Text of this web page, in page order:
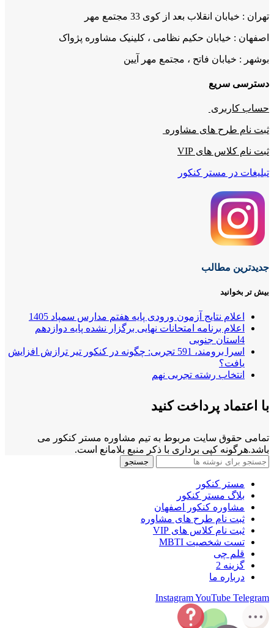
تهران : خیابان انقلاب بعد از کوی 33 مجتمع مهر
اصفهان : خیابان حکیم نظامی ، کلینیک مشاوره پژواک
بوشهر : خیابان فاتح ، مجتمع مهر آیین
دسترسی سریع
حساب کاربری
ثبت نام طرح های مشاوره
ثبت نام کلاس های VIP
تبلیغات در مستر کنکور
جدیدترین مطالب
بیش تر بخوانید
اعلام نتایج آزمون ورودی پایه هفتم مدارس سمپاد 1405
اعلام برنامه امتحانات نهایی برگزار نشده پایه دوازدهم
4استان جنوبی
اسرا برومند، 591 تجربی: چگونه در کنکور تیر ترازش افزایش
یافت؟
انتخاب رشته تجربی نهم
با اعتماد پرداخت کنید
تمامی حقوق سایت مربوط به تیم مشاوره مستر کنکور می
باشد.هرگونه کپی برداری با ذکر منبع بلامانع است.
جستجو
مستر کنکور
بلاگ مستر کنکور
مشاوره کنکور اصفهان
ثبت نام طرح های مشاوره
ثبت نام کلاس های VIP
تست شخصیت MBTI
قلم چی
گزینه 2
درباره ما
InstagramYouTube Telegram